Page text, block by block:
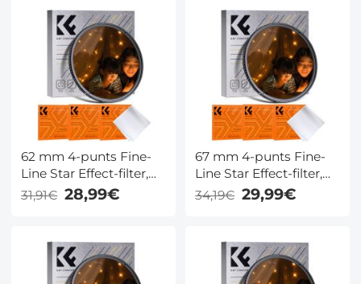
met 3
stofzuigerdoeken -
Nano-Klear-serie
met 3
stofzuigerdoeken -
Nano-Klear-serie
62 mm 4-punts Fine-
Line Star Effect-filter,
Cine & Dreamlike
met 3
stofzuigerdoeken -
Nano-Klear-serie
31,91€ 28,99€
67 mm 4-punts Fine-
Line Star Effect-filter,
Cine & Dreamlike
met 3
stofzuigerdoeken -
Nano-Klear-serie
34,19€ 29,99€